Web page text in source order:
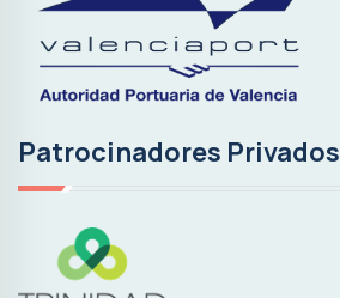
Patrocinadores Privados